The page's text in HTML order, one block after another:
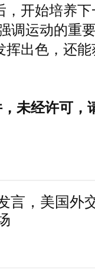
，开始培养下
调运动的重
挥出色，还
未经许可，
言，美国外